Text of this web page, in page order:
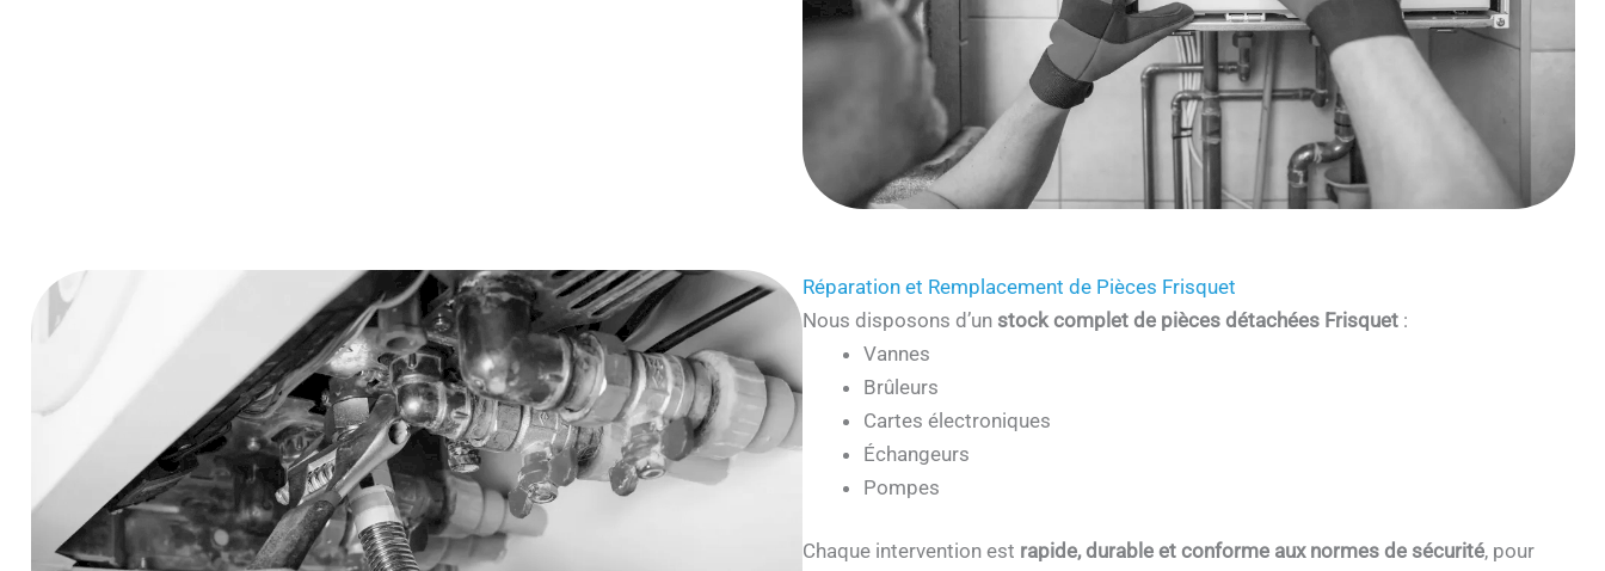
Réparation et Remplacement de Pièces Frisquet
Nous disposons d’un stock complet de pièces détachées Frisquet :
Vannes
Brûleurs
Cartes électroniques
Échangeurs
Pompes
Chaque intervention est rapide, durable et conforme aux normes de sécurité, pour